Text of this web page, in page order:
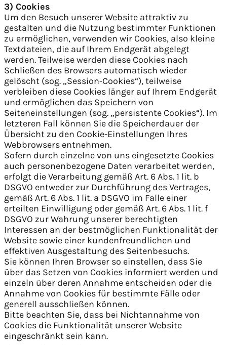
3) Cookies
Um den Besuch unserer Website attraktiv zu
gestalten und die Nutzung bestimmter Funktionen
zu ermöglichen, verwenden wir Cookies, also kleine
Textdateien, die auf Ihrem Endgerät abgelegt
werden. Teilweise werden diese Cookies nach
Schließen des Browsers automatisch wieder
gelöscht (sog. „Session-Cookies“), teilweise
verbleiben diese Cookies länger auf Ihrem Endgerät
und ermöglichen das Speichern von
Seiteneinstellungen (sog. „persistente Cookies“). Im
letzteren Fall können Sie die Speicherdauer der
Übersicht zu den Cookie-Einstellungen Ihres
Webbrowsers entnehmen.
Sofern durch einzelne von uns eingesetzte Cookies
auch personenbezogene Daten verarbeitet werden,
erfolgt die Verarbeitung gemäß Art. 6 Abs. 1 lit. b
DSGVO entweder zur Durchführung des Vertrages,
gemäß Art. 6 Abs. 1 lit. a DSGVO im Falle einer
erteilten Einwilligung oder gemäß Art. 6 Abs. 1 lit. f
DSGVO zur Wahrung unserer berechtigten
Interessen an der bestmöglichen Funktionalität der
Website sowie einer kundenfreundlichen und
effektiven Ausgestaltung des Seitenbesuchs.
Sie können Ihren Browser so einstellen, dass Sie
über das Setzen von Cookies informiert werden und
einzeln über deren Annahme entscheiden oder die
Annahme von Cookies für bestimmte Fälle oder
generell ausschließen können.
Bitte beachten Sie, dass bei Nichtannahme von
Cookies die Funktionalität unserer Website
eingeschränkt sein kann.